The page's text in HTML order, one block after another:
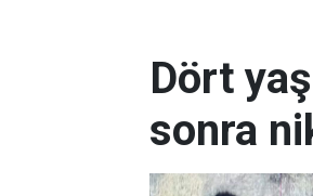
Dört
sonra